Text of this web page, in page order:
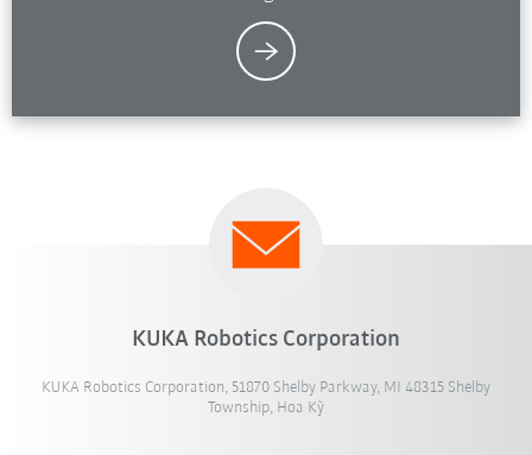
KUKA Robotics Corporation
KUKA Robotics Corporation, 51870 Shelby Parkway, MI 48315 Shelby
Township, Hoa Kỳ